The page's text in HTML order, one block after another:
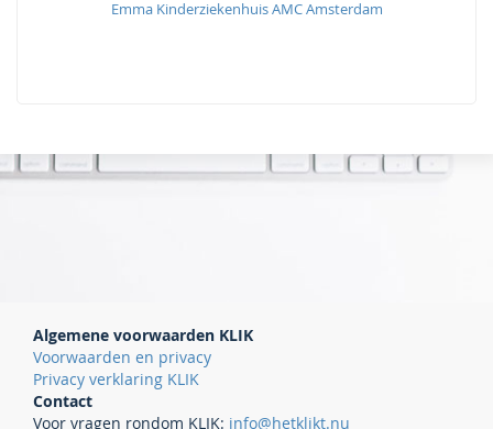
Emma Kinderziekenhuis AMC Amsterdam
Algemene voorwaarden KLIK
Voorwaarden en privacy
Privacy verklaring KLIK
Contact
Voor vragen rondom KLIK: info@hetklikt.nu